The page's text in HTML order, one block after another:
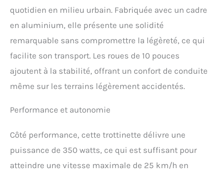
quotidien en milieu urbain. Fabriquée avec un cadre
en aluminium, elle présente une solidité
remarquable sans compromettre la légèreté, ce qui
facilite son transport. Les roues de 10 pouces
ajoutent à la stabilité, offrant un confort de conduite
même sur les terrains légèrement accidentés.
Performance et autonomie
Côté performance, cette trottinette délivre une
puissance de 350 watts, ce qui est suffisant pour
atteindre une vitesse maximale de 25 km/h en